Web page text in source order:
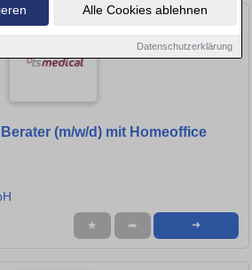
Alle Cookies ablehnen
Datenschutzerklärung
(m/w/d) mit Homeoffice
★ ➦ ➜